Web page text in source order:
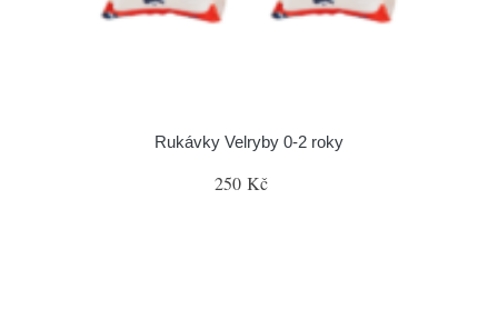
Rukávky Velryby 0-2 roky
250 Kč